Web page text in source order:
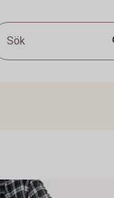
Sök